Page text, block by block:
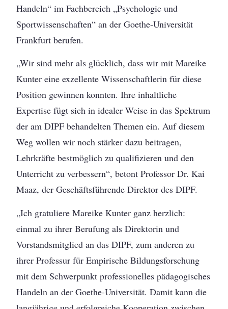
Handeln“ im Fachbereich „Psychologie und
Sportwissenschaften“ an der Goethe-Universität
Frankfurt berufen.
„Wir sind mehr als glücklich, dass wir mit Mareike
Kunter eine exzellente Wissenschaftlerin für diese
Position gewinnen konnten. Ihre inhaltliche
Expertise fügt sich in idealer Weise in das Spektrum
der am DIPF behandelten Themen ein. Auf diesem
Weg wollen wir noch stärker dazu beitragen,
Lehrkräfte bestmöglich zu qualifizieren und den
Unterricht zu verbessern“, betont Professor Dr. Kai
Maaz, der Geschäftsführende Direktor des DIPF.
„Ich gratuliere Mareike Kunter ganz herzlich:
einmal zu ihrer Berufung als Direktorin und
Vorstandsmitglied an das DIPF, zum anderen zu
ihrer Professur für Empirische Bildungsforschung
mit dem Schwerpunkt professionelles pädagogisches
Handeln an der Goethe-Universität. Damit kann die